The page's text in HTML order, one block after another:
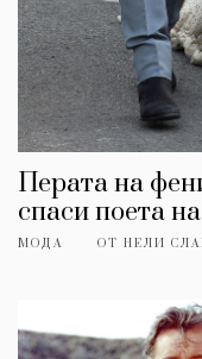
Перата на
спаси поета
МОДА ОТ НЕЛИ